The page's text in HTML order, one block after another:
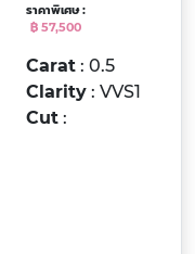
ราคาพิเศษ :
฿ 57,500
Carat: 0.5
Clarity: VVS1
Cut: